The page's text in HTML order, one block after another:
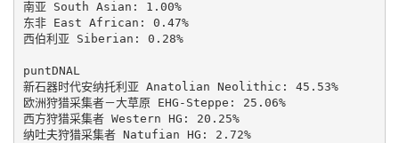
南亚 South Asian: 1.00%
东非 East African: 0.47%
西伯利亚 Siberian: 0.28%
puntDNAL
新石器时代安纳托利亚 Anatolian Neolithic: 45.53%
欧洲狩猎采集者－大草原 EHG-Steppe: 25.06%
西方狩猎采集者 Western HG: 20.25%
纳吐夫狩猎采集者 Natufian HG: 2.72%